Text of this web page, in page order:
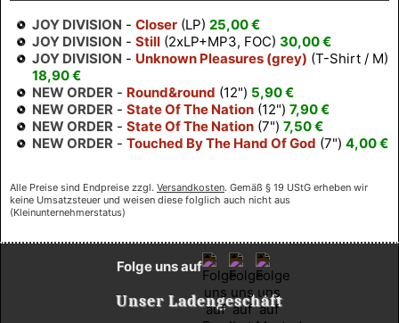
JOY DIVISION - Closer (LP) 25,00 €
JOY DIVISION - Still (2xLP+MP3, FOC) 30,00 €
JOY DIVISION - Unknown Pleasures (grey) (T-Shirt / M)
18,90 €
NEW ORDER - Round&round (12") 5,90 €
NEW ORDER - State Of The Nation (12") 7,90 €
NEW ORDER - State Of The Nation (7") 7,50 €
NEW ORDER - Touched By The Hand Of God (7") 4,00 €
Alle Preise sind Endpreise zzgl. Versandkosten. Gemäß § 19 UStG erheben wir
keine Umsatzsteuer und weisen diese folglich auch nicht aus
(Kleinunternehmerstatus)
Unser Ladengeschäft
Folge uns auf